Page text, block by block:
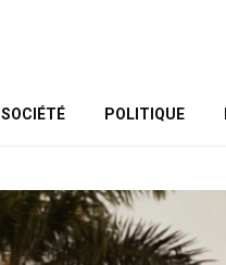
SOCIÉTÉ POLITIQUE